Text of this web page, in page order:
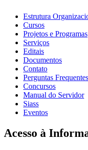
Estrutura
Cursos
Projetos e Programas
Serviços
Editais
Documentos
Contato
Perguntas Frequentes
Concursos
Manual do Servidor
Siass
Eventos
Acesso à